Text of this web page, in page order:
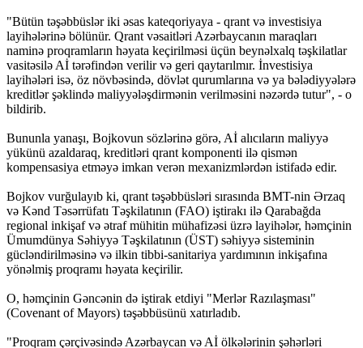
"Bütün təşəbbüslər iki əsas kateqoriyaya - qrant və investisiya
layihələrinə bölünür. Qrant vəsaitləri Azərbaycanın maraqları
naminə proqramların həyata keçirilməsi üçün beynəlxalq təşkilatlar
vasitəsilə Aİ tərəfindən verilir və geri qaytarılmır. İnvestisiya
layihələri isə, öz növbəsində, dövlət qurumlarına və ya bələdiyyələrə
kreditlər şəklində maliyyələşdirmənin verilməsini nəzərdə tutur", - o
bildirib.
Bununla yanaşı, Bojkovun sözlərinə görə, Aİ alıcıların maliyyə
yükünü azaldaraq, kreditləri qrant komponenti ilə qismən
kompensasiya etməyə imkan verən mexanizmlərdən istifadə edir.
Bojkov vurğulayıb ki, qrant təşəbbüsləri sırasında BMT-nin Ərzaq
və Kənd Təsərrüfatı Təşkilatının (FAO) iştirakı ilə Qarabağda
regional inkişaf və ətraf mühitin mühafizəsi üzrə layihələr, həmçinin
Ümumdünya Səhiyyə Təşkilatının (ÜST) səhiyyə sisteminin
gücləndirilməsinə və ilkin tibbi-sanitariya yardımının inkişafına
yönəlmiş proqramı həyata keçirilir.
O, həmçinin Gəncənin də iştirak etdiyi "Merlər Razılaşması"
(Covenant of Mayors) təşəbbüsünü xatırladıb.
"Proqram çərçivəsində Azərbaycan və Aİ ölkələrinin şəhərləri